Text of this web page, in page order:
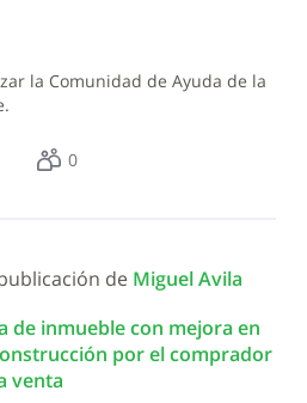
la Comunidad de Ayuda de la
0
de Miguel Avila
de inmueble con mejora en
por el comprador
venta